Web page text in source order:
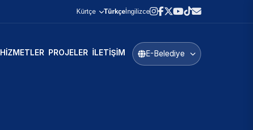
Kürtçe Türkçe İngilizce
HIZMETLER PROJELER İLETIŞIM E-Belediye